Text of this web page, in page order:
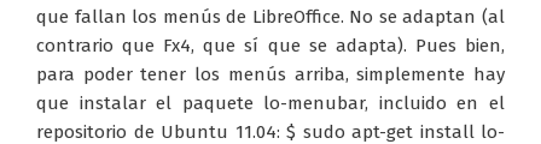
que fallan los menús de LibreOffice. No se adaptan (al
contrario que Fx4, que sí que se adapta). Pues bien,
para poder tener los menús arriba, simplemente hay
que instalar el paquete lo-menubar, incluido en el
repositorio de Ubuntu 11.04: $ sudo apt-get install lo-